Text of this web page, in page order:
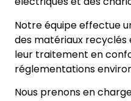
Notre équipe effectue
des matériaux recyclés
leur traitement en
réglementations
Nous prenons en